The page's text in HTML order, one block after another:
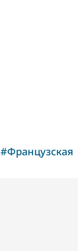
#Французская